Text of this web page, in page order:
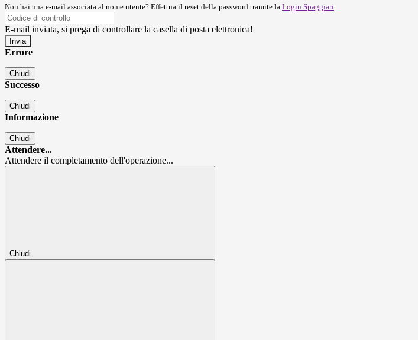
Non hai una e-mail associata al nome utente? Effettua il reset della password tramite la Login Spaggiari
E-mail inviata, si prega di controllare la casella di posta elettronica!
Errore
Chiudi
Successo
Chiudi
Informazione
Chiudi
Attendere...
Attendere il completamento dell'operazione...
Chiudi